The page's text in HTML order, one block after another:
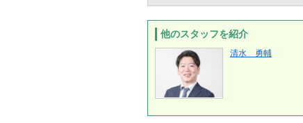
他のスタッフを紹介
清水 勇輔